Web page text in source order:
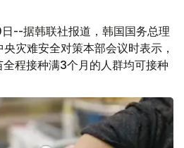
--据韩联社报道，韩国国务总理
灾难安全对策本部会议时表示，
程接种满3个月的人群均可接种